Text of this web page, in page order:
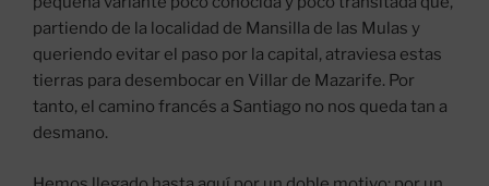
partiendo de la localidad de Mansilla de las Mulas y
queriendo evitar el paso por la capital, atraviesa estas
tierras para desembocar en Villar de Mazarife. Por
tanto, el camino francés a Santiago no nos queda tan a
desmano.